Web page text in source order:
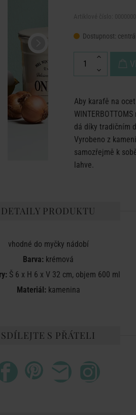
Dostupnost:
Aby karafě na
dá díky tradičním
Vyrobeno z
samozřejmě k
lahve.
DETAILY PRODUKTU
vhodné do myčky nádobí
Barva: krémová
Š 6 x H 6 x V 32 cm, objem 600 ml
Materiál:kamenina
SDÍLEJTE S PŘÁTELI